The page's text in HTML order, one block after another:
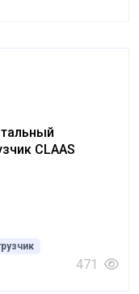
CLAAS
471